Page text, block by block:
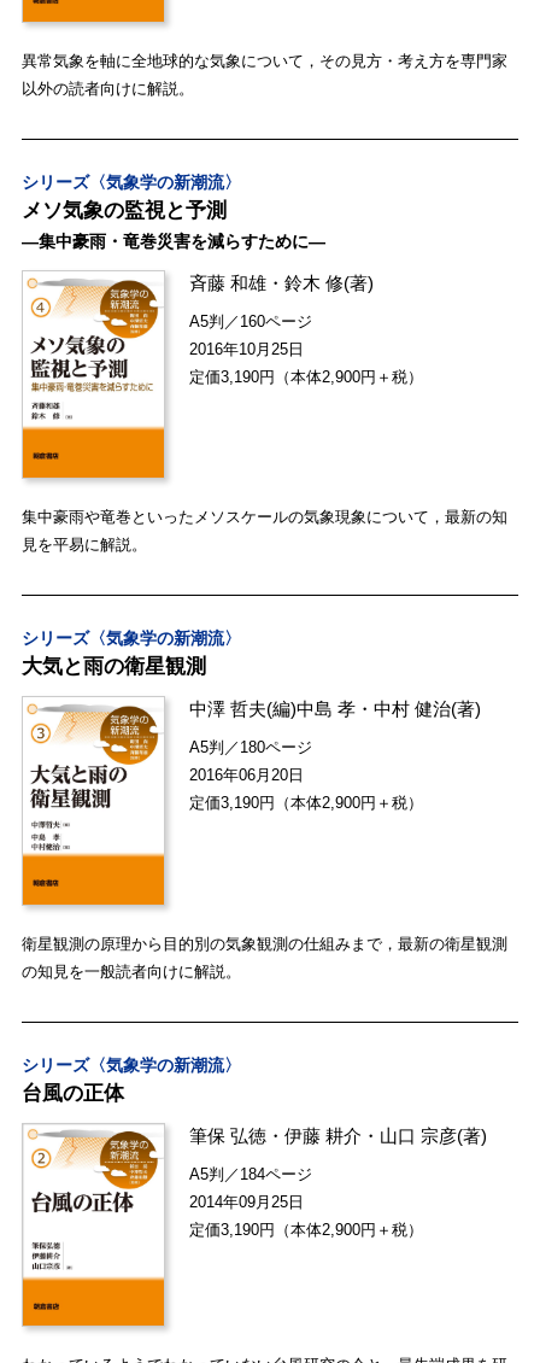
異常気象を軸に全地球的な気象について，その見方・考え方を専門家
以外の読者向けに解説。
シリーズ〈気象学の新潮流〉
メソ気象の監視と予測
―集中豪雨・竜巻災害を減らすために―
斉藤 和雄 ・鈴木 修(著)
A5判／160ページ
2016年10月25日
定価3,190円（本体2,900円＋税）
集中豪雨や竜巻といったメソスケールの気象現象について，最新の知
見を平易に解説。
シリーズ〈気象学の新潮流〉
大気と雨の衛星観測
中澤 哲夫(編)中島 孝 ・中村 健治(著)
A5判／180ページ
2016年06月20日
定価3,190円（本体2,900円＋税）
衛星観測の原理から目的別の気象観測の仕組みまで，最新の衛星観測
の知見を一般読者向けに解説。
シリーズ〈気象学の新潮流〉
台風の正体
筆保 弘徳 ・伊藤 耕介 ・ 山口 宗彦(著)
A5判／184ページ
2014年09月25日
定価3,190円（本体2,900円＋税）